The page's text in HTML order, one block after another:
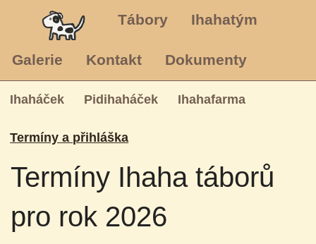
Tábory Ihahatým
Galerie Kontakt Dokumenty
Ihaháček Pidihaháček Ihahafarma
Termíny a přihláška
Termíny Ihaha táborů
pro rok 2026